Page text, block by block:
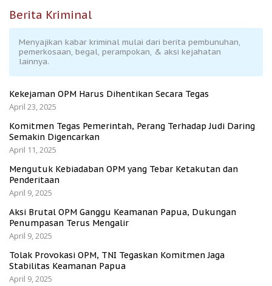
Berita Kriminal
Menyajikan kabar kriminal mulai dari berita pembunuhan,
pemerkosaan, begal, perampokan, & aksi kejahatan
lainnya.
Kekejaman OPM Harus Dihentikan Secara Tegas
April 23, 2025
Komitmen Tegas Pemerintah, Perang Terhadap Judi Daring
Semakin Digencarkan
April 11, 2025
Mengutuk Kebiadaban OPM yang Tebar Ketakutan dan
Penderitaan
April 9, 2025
Aksi Brutal OPM Ganggu Keamanan Papua, Dukungan
Penumpasan Terus Mengalir
April 9, 2025
Tolak Provokasi OPM, TNI Tegaskan Komitmen Jaga
Stabilitas Keamanan Papua
April 9, 2025